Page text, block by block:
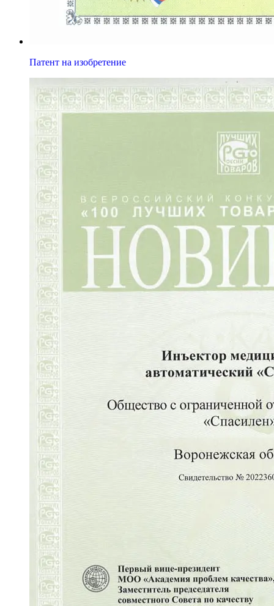
Патент на изобретение